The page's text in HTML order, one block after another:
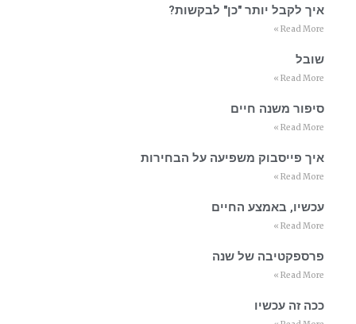
איך לקבל יותר "כן" לבקשות?
Read More »
שובל
Read More »
סיפור משנה חיים
Read More »
איך פייסבוק משפיעה על הבחירות
Read More »
עכשיו, באמצע החיים
Read More »
פרספקטיבה של שנה
Read More »
ככה זה עכשיו